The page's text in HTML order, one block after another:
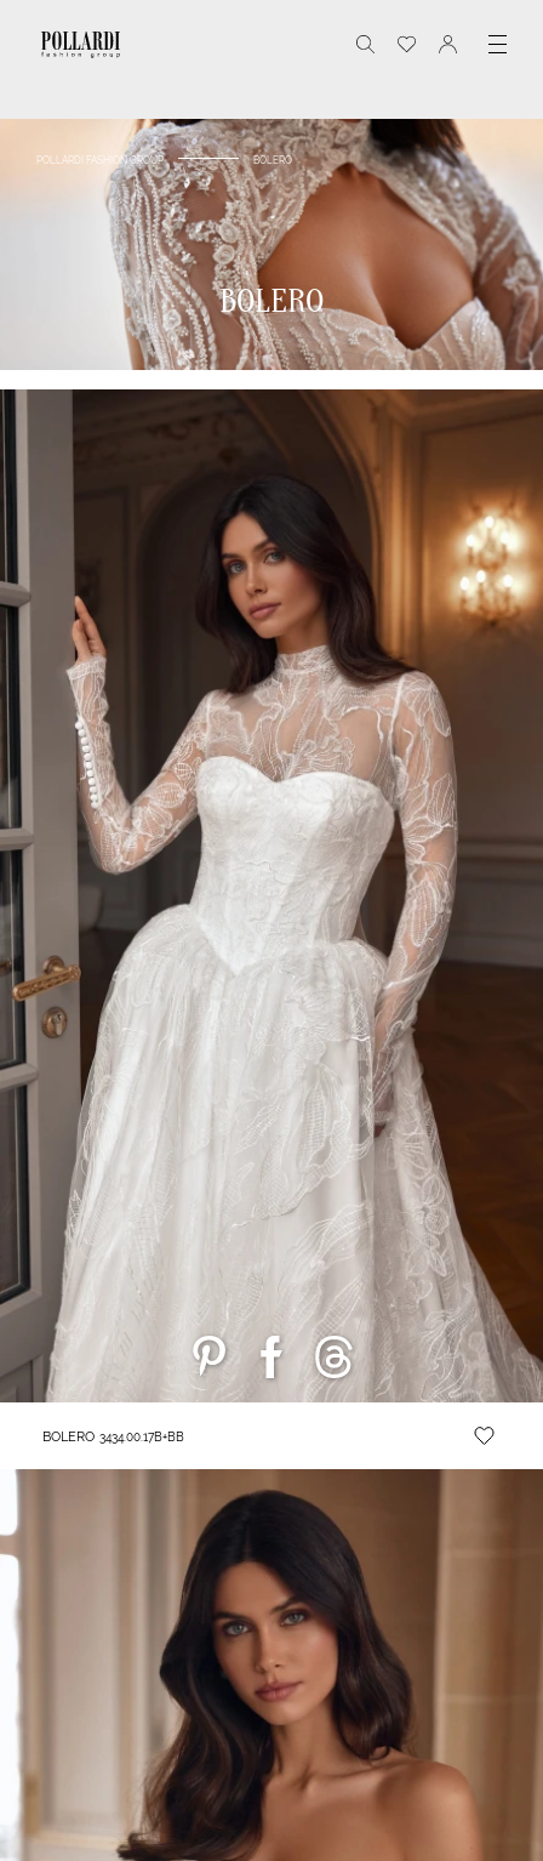
POLLARDI FASHION GROUP BOLERO
BOLERO
BOLERO 3434.00.17B+BB